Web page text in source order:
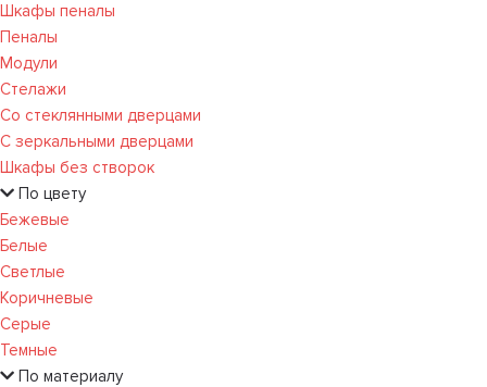
Шкафы пеналы
Пеналы
Модули
Стелажи
Со стеклянными дверцами
С зеркальными дверцами
Шкафы без створок
По цвету
Бежевые
Белые
Светлые
Коричневые
Серые
Темные
По материалу